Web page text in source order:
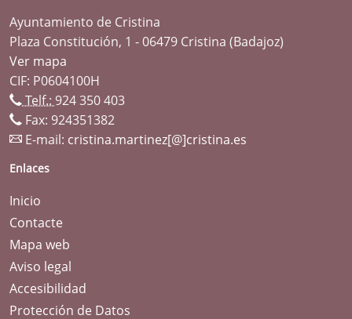
Ayuntamiento de Cristina
Plaza Constitución, 1 - 06479 Cristina (Badajoz)
Ver mapa
CIF: P0604100H
Telf.: 924 350 403
Fax: 924351382
E-mail: cristina.martinez[@]cristina.es
Enlaces
Inicio
Contacte
Mapa web
Aviso legal
Accesibilidad
Protección de Datos